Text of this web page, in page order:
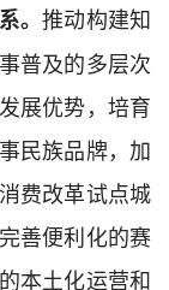
。推动构建知
普及的多层次
展优势，培育
民族品牌，加
费改革试点城
善便利化的赛
本土化运营和